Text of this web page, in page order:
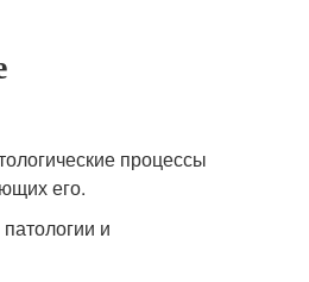
процессы
его.
и